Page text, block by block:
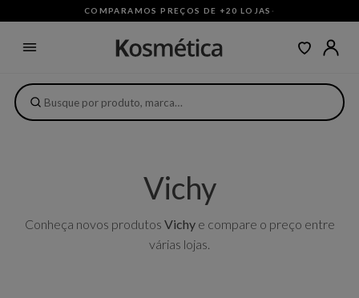
COMPARAMOS PREÇOS DE +20 LOJAS ·
Vichy
Conheça novos produtos Vichye compare o preço entre
várias lojas.